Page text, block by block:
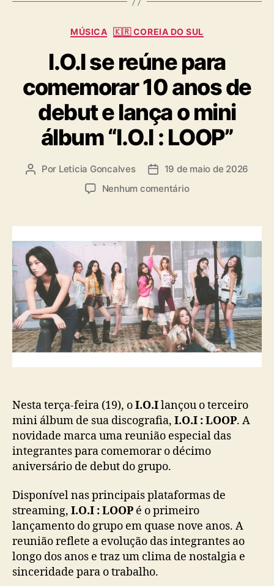
K
C
t
e
g
r
i
a
MÚSICA 🇰🇷 COREIA DO SUL
I.O.I se reúne para
comemorar 10 anos de
debut e lança o mini
álbum “I.O.I : LOOP”
A
r
o
p
o
s
t
Por Leticia Goncalves
D
d
p
u
b
l
i
c
a
ç
19 de maio de 2026
Nenhum comentárioe
.
O
.
s
e
r
e
ú
n
r
a
c
o
m
o
r
a
r
1
Nesta terça-feira (19), oI.O.Ilançou o terceiro
mini álbum de sua discografia, I.O.I : LOOP. A
novidade marca uma reunião especial das
integrantes para comemorar o décimo
aniversário de debut do grupo.
Disponível nas principais plataformas de
streaming, I.O.I : LOOP é o primeiro
lançamento do grupo em quase nove anos. A
reunião reflete a evolução das integrantes ao
longo dos anos e traz um clima de nostalgia e
sinceridade para o trabalho.